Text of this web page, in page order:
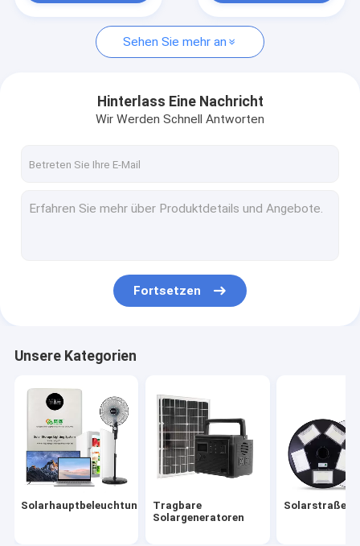
Solarhauptbeleuchtungssystem
Tragbare Solargeneratoren
Solarflut-Licht
Helle Solarausrüstungen
Tragbares kampierendes Solarlicht
Dekorative Solarlichter
Angetriebener Solarfan im Freien
Solarmoskito-Lampe
Solarwandleuchte
Sehen Sie mehr an
Hinterlass Eine Nachricht
Wir Werden Schnell Antworten
Fortsetzen
Unsere Kategorien
Solarhauptbeleuchtungssystem
Tragbare
Solargeneratoren